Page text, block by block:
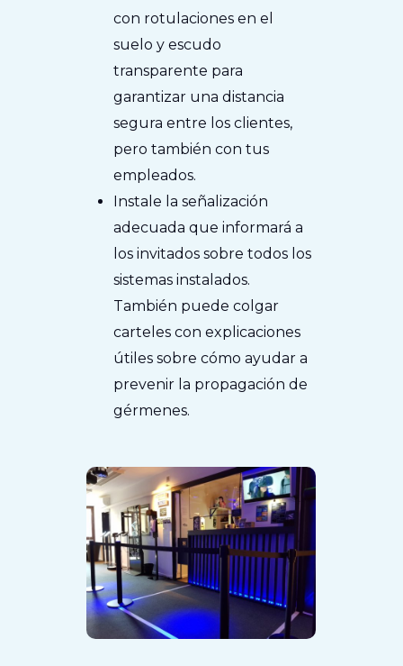
con rotulaciones en el
suelo y escudo
transparente para
garantizar una distancia
segura entre los clientes,
pero también con tus
empleados.
Instale la señalización
adecuada que informará a
los invitados sobre todos los
sistemas instalados.
También puede colgar
carteles con explicaciones
útiles sobre cómo ayudar a
prevenir la propagación de
gérmenes.